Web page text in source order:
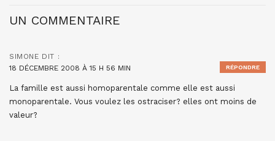
UN COMMENTAIRE
SIMONE DIT :
18 DÉCEMBRE 2008 À 15 H 56 MIN
La famille est aussi homoparentale comme elle est aussi
monoparentale. Vous voulez les ostraciser? elles ont moins de
valeur?
RÉPONDRE